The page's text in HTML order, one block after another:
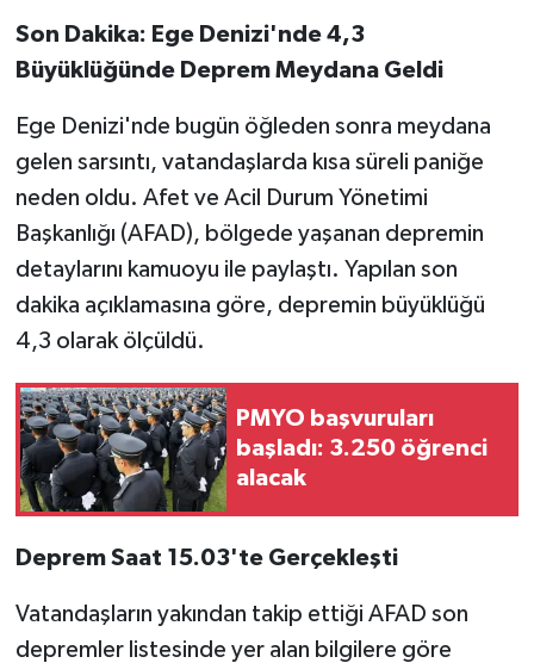
Son Dakika: Ege Denizi'nde 4,3
Büyüklüğünde Deprem Meydana Geldi
Ege Denizi'nde bugün öğleden sonra meydana
gelen sarsıntı, vatandaşlarda kısa süreli paniğe
neden oldu. Afet ve Acil Durum Yönetimi
Başkanlığı (AFAD), bölgede yaşanan depremin
detaylarını kamuoyu ile paylaştı. Yapılan son
dakika açıklamasına göre, depremin büyüklüğü
4,3 olarak ölçüldü.
PMYO başvuruları
başladı: 3.250 öğrenci
alacak
Deprem Saat 15.03'te Gerçekleşti
Vatandaşların yakından takip ettiği AFAD son
depremler listesinde yer alan bilgilere göre